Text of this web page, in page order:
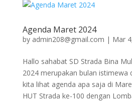
Agenda Maret 2024
by admin208@gmail.com | Mar
Hallo sahabat SD Strada Bina
2024 merupakan bulan istimewa
kita lihat agenda apa saja di
HUT Strada ke-100 dengan